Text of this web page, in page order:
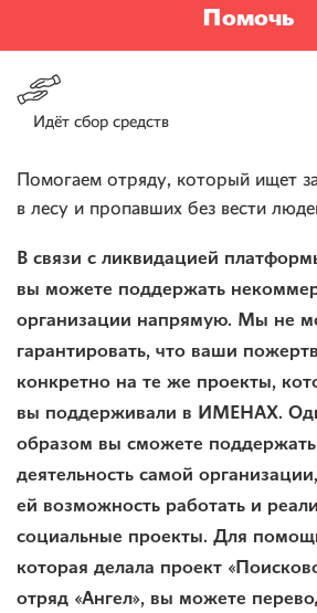
Помочь
Идёт сбор средств
Помогаем отряду, который ищет
в лесу и пропавших без вести
В связи с ликвидацией
вы можете поддержать
организации напрямую. Мы не
гарантировать, что ваши
конкретно на те же проекты,
вы поддерживали в ИМЕНАХ.
образом вы сможете
деятельность самой
ей возможность работать и
социальные проекты. Для
которая делала проект
отряд «Ангел», вы можете